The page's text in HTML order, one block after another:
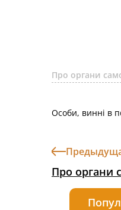
Про органи
Особи, винні в
Про органи